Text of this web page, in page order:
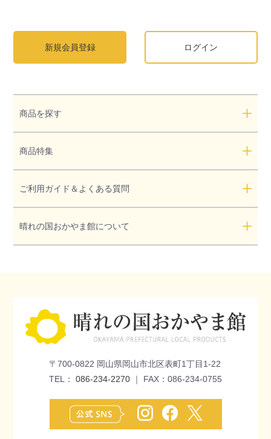
新規会員登録 ログイン
商品を探す
商品特集
ご利用ガイド＆よくある質問
晴れの国おかやま館について
〒700-0822 岡山県岡山市北区表町1丁目1-22
TEL： 086-234-2270 ｜ FAX：086-234-0755